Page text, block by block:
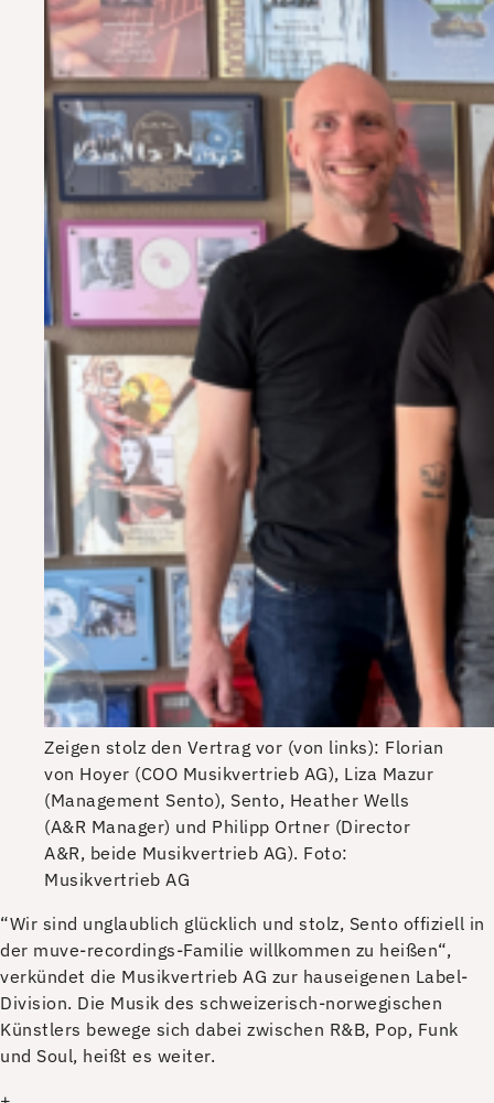
Zeigen stolz den Vertrag vor (von links): Florian
von Hoyer (COO Musikvertrieb AG), Liza Mazur
(Management Sento), Sento, Heather Wells
(A&R Manager) und Philipp Ortner (Director
A&R, beide Musikvertrieb AG). Foto:
Musikvertrieb AG
“Wir sind unglaublich glücklich und stolz, Sento offiziell in
der muve-recordings-Familie willkommen zu heißen“,
verkündet die Musikvertrieb AG zur hauseigenen Label-
Division. Die Musik des schweizerisch-norwegischen
Künstlers bewege sich dabei zwischen R&B, Pop, Funk
und Soul, heißt es weiter.